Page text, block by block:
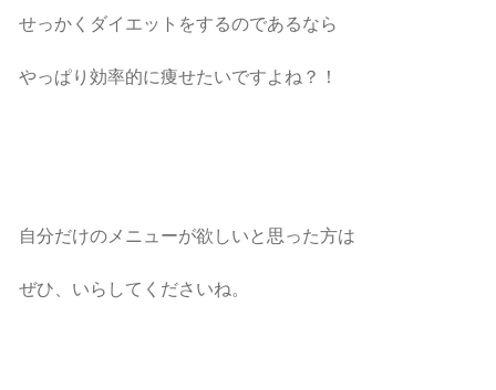
せっかくダイエットをするのであるなら
やっぱり効率的に痩せたいですよね？！
自分だけのメニューが欲しいと思った方は
ぜひ、いらしてくださいね。